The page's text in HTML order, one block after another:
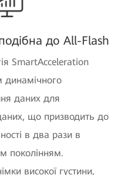
до All-Flash
SmartAcceleration
динамічного
даних для
що призводить до
в два рази в
поколінням.
високої густини,